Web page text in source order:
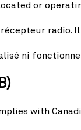
or
radio.
ni
with